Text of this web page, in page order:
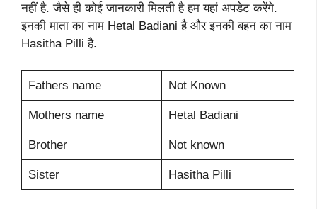
नहीं है. जैसे ही कोई जानकारी मिलती है हम यहां अपडेट करेंगे.
इनकी माता का नाम Hetal Badiani है और इनकी बहन का नाम
Hasitha Pilli है.
Fathers name Not Known
Mothers name Hetal Badiani
Brother Not known
Sister Hasitha Pilli